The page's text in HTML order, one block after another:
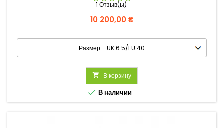
1 Отзыв(ы)
Цена
10 200,00 ₴
 В корзину
 В наличии